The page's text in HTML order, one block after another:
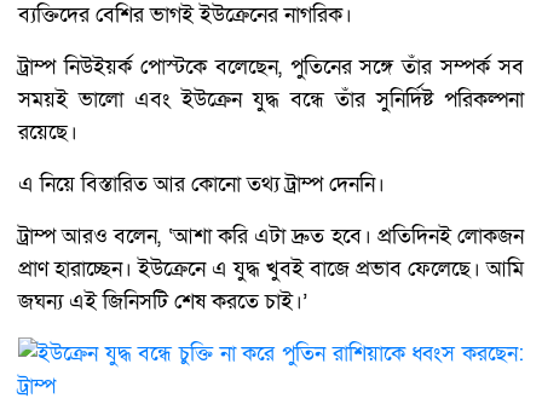
ব্যক্তিদের বেশির ভাগই ইউক্রেনের নাগরিক।
ট্রাম্প নিউইয়র্ক পোস্টকে বলেছেন, পুতিনের সঙ্গে তাঁর সম্পর্ক সব
সময়ই ভালো এবং ইউক্রেন যুদ্ধ বন্ধে তাঁর সুনির্দিষ্ট পরিকল্পনা
রয়েছে।
এ নিয়ে বিস্তারিত আর কোনো তথ্য ট্রাম্প দেননি।
ট্রাম্প আরও বলেন, ‘আশা করি এটা দ্রুত হবে। প্রতিদিনই লোকজন
প্রাণ হারাচ্ছেন। ইউক্রেনে এ যুদ্ধ খুবই বাজে প্রভাব ফেলেছে। আমি
জঘন্য এই জিনিসটি শেষ করতে চাই।’